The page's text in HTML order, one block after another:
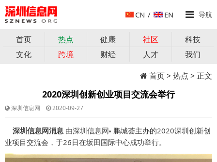
CN / EN 导航
首页 热点 健康 社区
科技
文化
跨境 财经 人才
我们
首页>热点 > 正文
2020深圳创新创业项目交流会举行
深圳信息网 2020-09-27
深圳信息网消息 由深圳信息网• 鹏城荟主办的2020深圳创新创
业项目交流会，于26日在坂田国际中心成功举行。